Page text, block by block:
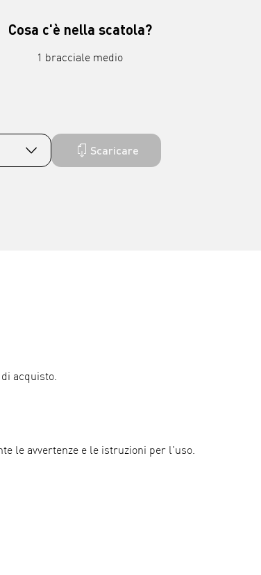
Cosa c'è nella scatola?
1 bracciale medio
Scaricare
acquisto.
le avvertenze e le istruzioni per l'uso.